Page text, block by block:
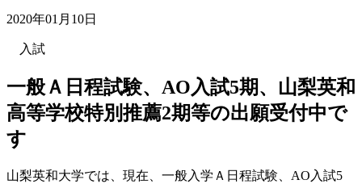
2020年01月10日
入試
一般Ａ日程試験、AO入試5期、山梨英和
高等学校特別推薦2期等の出願受付中で
す
山梨英和大学では、現在、一般入学Ａ日程試験、AO入試5